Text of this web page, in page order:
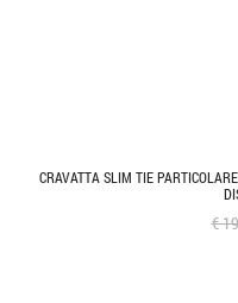
CRAVATTA SLIM TIE
€